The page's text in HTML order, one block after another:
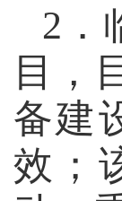
2．
目，
备建
效；